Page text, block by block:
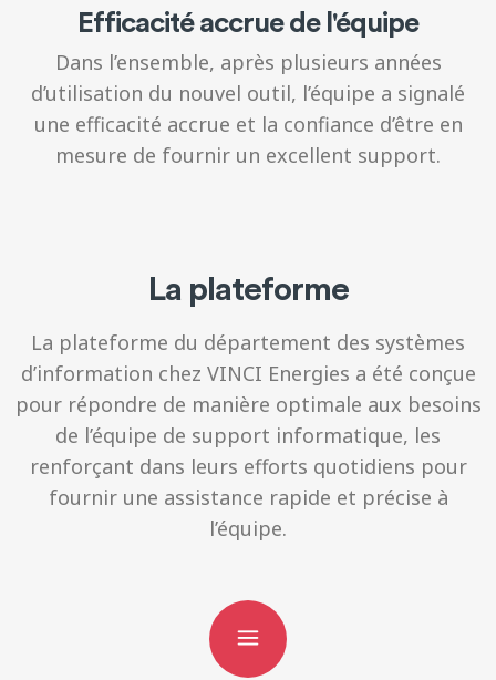
Efficacité accrue de l'équipe
Dans l’ensemble, après plusieurs années
d’utilisation du nouvel outil, l’équipe a signalé
une efficacité accrue et la confiance d’être en
mesure de fournir un excellent support.
La plateforme
La plateforme du département des systèmes
d’information chez VINCI Energies a été conçue
pour répondre de manière optimale aux besoins
de l’équipe de support informatique, les
renforçant dans leurs efforts quotidiens pour
fournir une assistance rapide et précise à
l’équipe.